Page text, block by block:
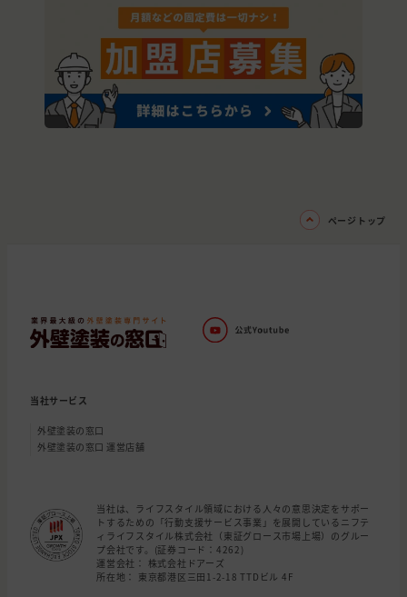
ページトップ
当社サービス
外壁塗装の窓口
外壁塗装の窓口 運営店舗
当社は、ライフスタイル領域における人々の意思決定をサポー
トするための「行動支援サービス事業」を展開しているニフテ
ィライフスタイル株式会社（東証グロース市場上場）のグルー
プ会社です。(証券コード：4262)
運営会社： 株式会社ドアーズ
所在地： 東京都港区三田1-2-18 TTDビル 4F